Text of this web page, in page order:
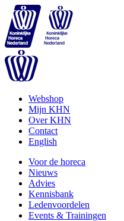
Webshop
Mijn KHN
Over KHN
Contact
English
Voor de horeca
Nieuws
Advies
Kennisbank
Ledenvoordelen
Events & Trainingen